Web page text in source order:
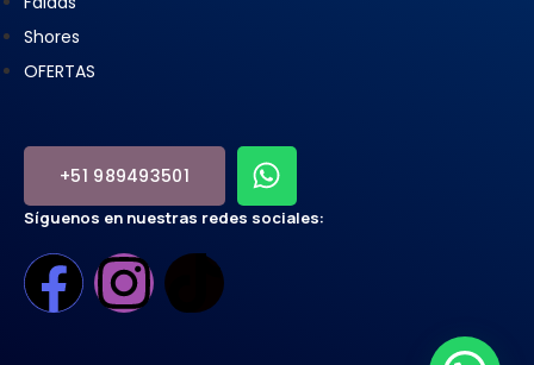
Shores
OFERTAS
+51 989493501
Síguenos en nuestras redes sociales: